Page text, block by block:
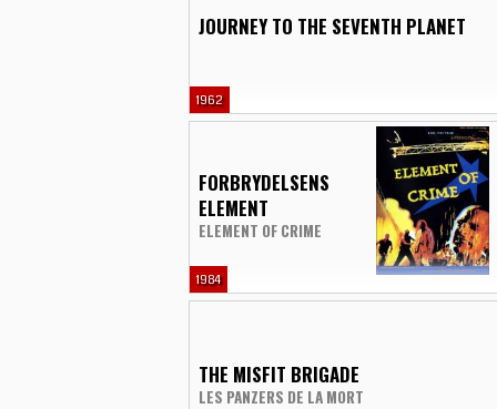
JOURNEY TO THE SEVENTH PLANET
1962
FORBRYDELSENS
ELEMENT
ELEMENT OF CRIME
1984
THE MISFIT BRIGADE
LES PANZERS DE LA MORT